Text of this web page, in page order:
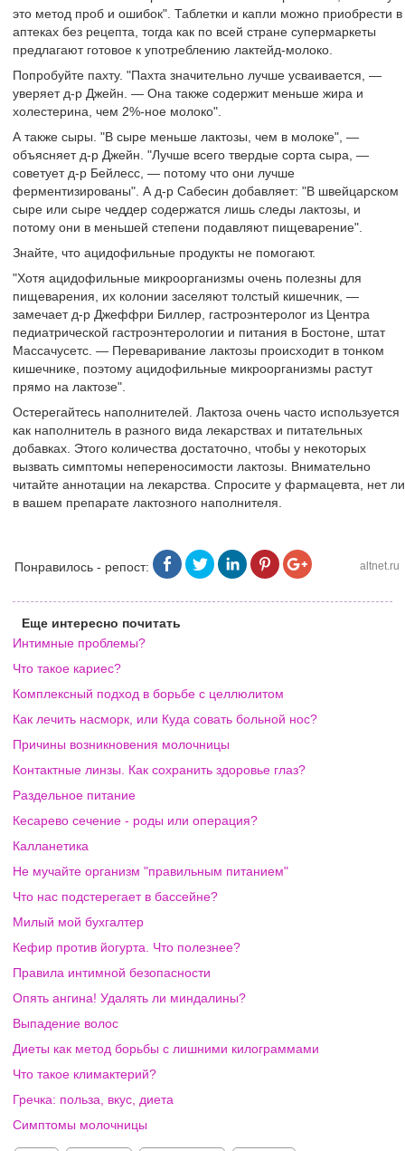
это метод проб и ошибок". Таблетки и капли можно приобрести в
аптеках без рецепта, тогда как по всей стране супермаркеты
предлагают готовое к употреблению лактейд-молоко.
Попробуйте пахту. "Пахта значительно лучше усваивается, —
уверяет д-р Джейн. — Она также содержит меньше жира и
холестерина, чем 2%-ное молоко".
А также сыры. "В сыре меньше лактозы, чем в молоке", —
объясняет д-р Джейн. "Лучше всего твердые сорта сыра, —
советует д-р Бейлесс, — потому что они лучше
ферментизированы". А д-р Сабесин добавляет: "В швейцарском
сыре или сыре чеддер содержатся лишь следы лактозы, и
потому они в меньшей степени подавляют пищеварение".
Знайте, что ацидофильные продукты не помогают.
"Хотя ацидофильные микроорганизмы очень полезны для
пищеварения, их колонии заселяют толстый кишечник, —
замечает д-р Джеффри Биллер, гастроэнтеролог из Центра
педиатрической гастроэнтерологии и питания в Бостоне, штат
Массачусетс. — Переваривание лактозы происходит в тонком
кишечнике, поэтому ацидофильные микроорганизмы растут
прямо на лактозе".
Остерегайтесь наполнителей. Лактоза очень часто используется
как наполнитель в разного вида лекарствах и питательных
добавках. Этого количества достаточно, чтобы у некоторых
вызвать симптомы непереносимости лактозы. Внимательно
читайте аннотации на лекарства. Спросите у фармацевта, нет ли
в вашем препарате лактозного наполнителя.
Понравилось - репост: altnet.ru
Еще интересно почитать
Интимные проблемы?
Что такое кариес?
Комплексный подход в борьбе с целлюлитом
Как лечить насморк, или Куда совать больной нос?
Причины возникновения молочницы
Контактные линзы. Как сохранить здоровье глаз?
Раздельное питание
Кесарево сечение - роды или операция?
Калланетика
Не мучайте организм "правильным питанием"
Что нас подстерегает в бассейне?
Милый мой бухгалтер
Кефир против йогурта. Что полезнее?
Правила интимной безопасности
Опять ангина! Удалять ли миндалины?
Выпадение волос
Диеты как метод борьбы с лишними килограммами
Что такое климактерий?
Гречка: польза, вкус, диета
Симптомы молочницы